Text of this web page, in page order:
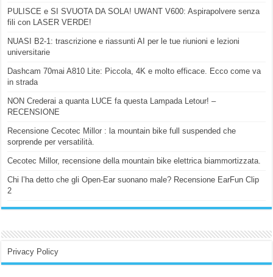
PULISCE e SI SVUOTA DA SOLA! UWANT V600: Aspirapolvere senza
fili con LASER VERDE!
NUASI B2-1: trascrizione e riassunti AI per le tue riunioni e lezioni
universitarie
Dashcam 70mai A810 Lite: Piccola, 4K e molto efficace. Ecco come va
in strada
NON Crederai a quanta LUCE fa questa Lampada Letour! –
RECENSIONE
Recensione Cecotec Millor : la mountain bike full suspended che
sorprende per versatilità.
Cecotec Millor, recensione della mountain bike elettrica biammortizzata.
Chi l’ha detto che gli Open-Ear suonano male? Recensione EarFun Clip
2
Privacy Policy